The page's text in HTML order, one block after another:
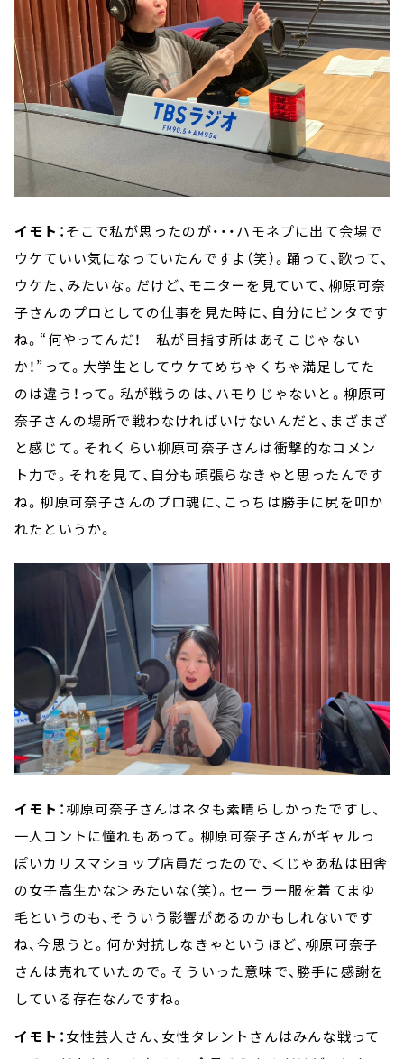
イモト：そこで私が思ったのが・・・ハモネプに出て会場で
ウケていい気になっていたんですよ（笑）。踊って、歌って、
ウケた、みたいな。だけど、モニターを見ていて、柳原可奈
子さんのプロとしての仕事を見た時に、自分にビンタです
ね。“何やってんだ！ 私が目指す所はあそこじゃない
か！”って。大学生としてウケてめちゃくちゃ満足してた
のは違う！って。私が戦うのは、ハモりじゃないと。柳原可
奈子さんの場所で戦わなければいけないんだと、まざまざ
と感じて。それくらい柳原可奈子さんは衝撃的なコメン
ト力で。それを見て、自分も頑張らなきゃと思ったんです
ね。柳原可奈子さんのプロ魂に、こっちは勝手に尻を叩か
れたというか。
イモト：柳原可奈子さんはネタも素晴らしかったですし、
一人コントに憧れもあって。柳原可奈子さんがギャルっ
ぽいカリスマショップ店員だったので、＜じゃあ私は田舎
の女子高生かな＞みたいな（笑）。セーラー服を着てまゆ
毛というのも、そういう影響があるのかもしれないです
ね、今思うと。何か対抗しなきゃというほど、柳原可奈子
さんは売れていたので。そういった意味で、勝手に感謝を
している存在なんですね。
イモト：女性芸人さん、女性タレントさんはみんな戦って